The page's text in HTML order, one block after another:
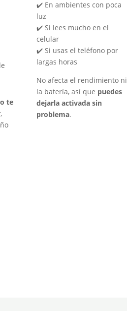
te
,
✔️ En ambientes con poca
luz
✔️ Si lees mucho en el
celular
✔️ Si usas el teléfono por
largas horas
No afecta el rendimiento ni
la batería, así que puedes
dejarla activada sin
problema.